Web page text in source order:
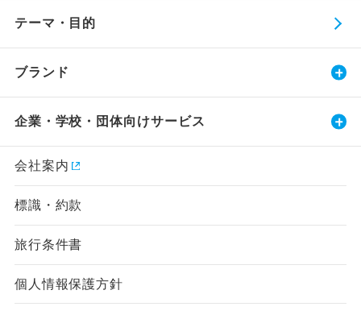
テーマ・目的
ブランド
企業・学校・団体向けサービス
会社案内
標識・約款
旅行条件書
個人情報保護方針